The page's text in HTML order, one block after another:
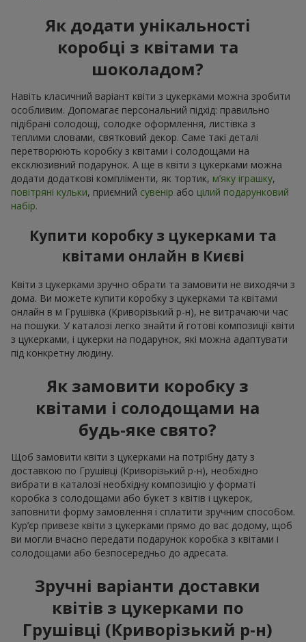
Як додати унікальності
коробці з квітами та
шоколадом?
Навіть класичний варіант квіти з цукерками можна зробити
особливим. Допомагає персональний підхід: правильно
підібрані солодощі, солодке оформлення, листівка з
теплими словами, святковий декор. Саме такі деталі
перетворюють коробку з квітами і солодощами на
ексклюзивний подарунок. А ще в квіти з цукерками можна
додати додаткові компліменти, як тортик, м’яку іграшку,
повітряні кульки, приємний сувенір або цілий подарунковий
набір.
Купити коробку з цукерками та
квітами онлайн в Києві
Квіти з цукерками зручно обрати та замовити не виходячи з
дома. Ви можете купити коробку з цукерками та квітами
онлайн в м Грушівка (Криворізький р-н), не витрачаючи час
на пошуки. У каталозі легко знайти й готові композиції квіти
з цукерками, і цукерки на подарунок, які можна адаптувати
під конкретну людину.
Як замовити коробку з
квітами і солодощами на
будь-яке свято?
Щоб замовити квіти з цукерками на потрібну дату з
доставкою по Грушівці (Криворізький р-н), необхідно
вибрати в каталозі необхідну композицію у форматі
коробка з солодощами або букет з квітів і цукерок,
заповнити форму замовлення і сплатити зручним способом.
Кур’єр привезе квіти з цукерками прямо до вас додому, щоб
ви могли вчасно передати подарунок коробка з квітами і
солодощами або безпосередньо до адресата.
Зручні варіанти доставки
квітів з цукерками по
Грушівці (Криворізький р-н)